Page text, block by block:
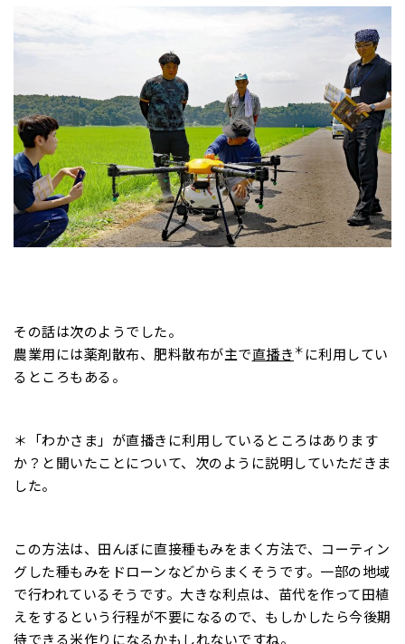
その話は次のようでした。
農業用には薬剤散布、肥料散布が主で直播き＊ に利用してい
るところもある。
＊「わかさま」が直播きに利用しているところはあります
か？と聞いたことについて、次のように説明していただきま
した。
この方法は、田んぼに直接種もみをまく方法で、コーティン
グした種もみをドローンなどからまくそうです。一部の地域
で行われているそうです。大きな利点は、苗代を作って田植
えをするという行程が不要になるので、もしかしたら今後期
待できる米作りになるかもしれないですね。